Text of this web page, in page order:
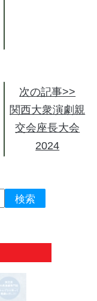
次の記事>>
関西大衆演劇親
交会座長大会
2024